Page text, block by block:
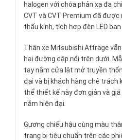
halogen với chóa phản xạ đa
CVT và CVT Premium đã được
thấu kính, tích hợp đèn LED
Thân xe Mitsubishi Attrage
hai đường dập nổi trên dưới.
tay nắm cửa lật mở truyền
đại và bị khách hàng chê trách
thể thiết kế này đơn giản và
nắm hiện đại.
Gương chiếu hậu cùng màu
trang bị tiêu chuẩn trên các